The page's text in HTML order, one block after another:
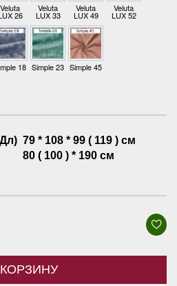
Veluta
26
Veluta
LUX 33
Veluta
LUX 49
Veluta
LUX 52
18 Simple 23 Simple 45
79 * 108 * 99 ( 119 ) см
80 ( 100 ) * 190 см